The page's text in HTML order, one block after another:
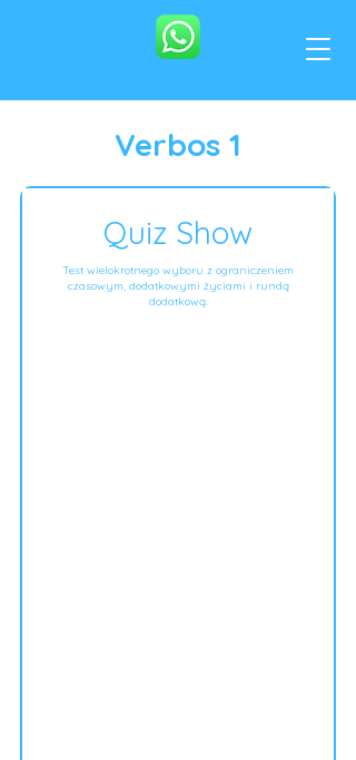
Verbos 1
Quiz Show
Test wielokrotnego wyboru z ograniczeniem
czasowym, dodatkowymi życiami i rundą
dodatkową.